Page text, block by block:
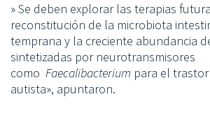
» Se deben explorar las terapias
reconstitución de la microbiota
temprana y la creciente abundancia
sintetizadas por neurotransmisores
como Faecalibacterium para el
autista», apuntaron.